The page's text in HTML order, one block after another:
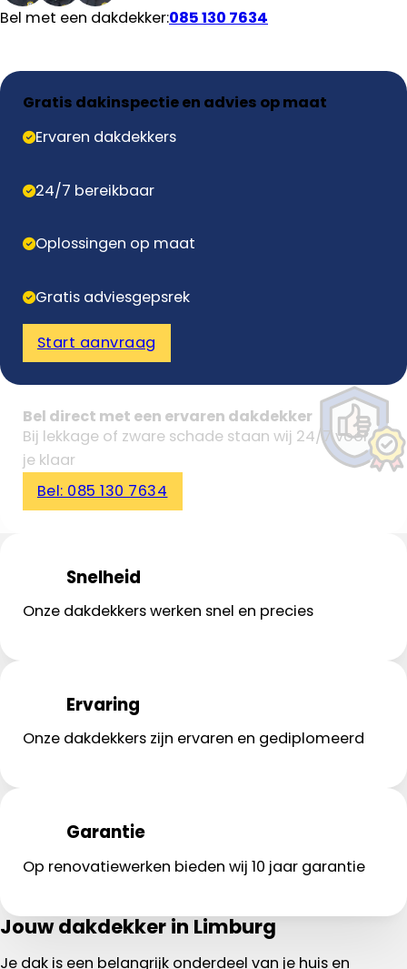
Bel met een dakdekker:085 130 7634
Gratis dakinspectie en advies op maat
Ervaren dakdekkers
24/7 bereikbaar
Oplossingen op maat
Gratis adviesgepsrek
Start aanvraag
Bel direct met een ervaren dakdekker
Bij lekkage of zware schade staan wij 24/7 voor
je klaar
Bel: 085 130 7634
Snelheid
Onze dakdekkers werken snel en precies
Ervaring
Onze dakdekkers zijn ervaren en gediplomeerd
Garantie
Op renovatiewerken bieden wij 10 jaar garantie
Jouw dakdekker in Limburg
Je dak is een belangrijk onderdeel van je huis en